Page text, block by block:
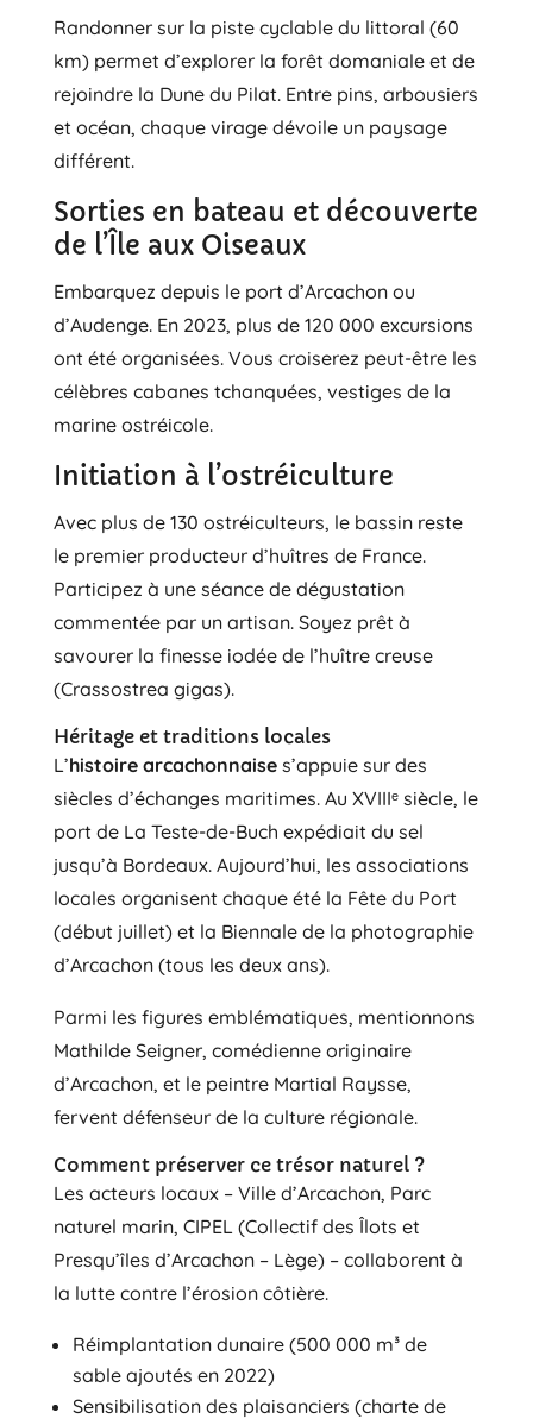
Randonner sur la piste cyclable du littoral (60
km) permet d’explorer la forêt domaniale et de
rejoindre la Dune du Pilat. Entre pins, arbousiers
et océan, chaque virage dévoile un paysage
différent.
Sorties en bateau et découverte
de l’Île aux Oiseaux
Embarquez depuis le port d’Arcachon ou
d’Audenge. En 2023, plus de 120 000 excursions
ont été organisées. Vous croiserez peut-être les
célèbres cabanes tchanquées, vestiges de la
marine ostréicole.
Initiation à l’ostréiculture
Avec plus de 130 ostréiculteurs, le bassin reste
le premier producteur d’huîtres de France.
Participez à une séance de dégustation
commentée par un artisan. Soyez prêt à
savourer la finesse iodée de l’huître creuse
(Crassostrea gigas).
Héritage et traditions locales
L’histoire arcachonnaises’appuie sur des
siècles d’échanges maritimes. Au XVIIIᵉ siècle, le
port de La Teste-de-Buch expédiait du sel
jusqu’à Bordeaux. Aujourd’hui, les associations
locales organisent chaque été la Fête du Port
(début juillet) et la Biennale de la photographie
d’Arcachon (tous les deux ans).
Parmi les figures emblématiques, mentionnons
Mathilde Seigner, comédienne originaire
d’Arcachon, et le peintre Martial Raysse,
fervent défenseur de la culture régionale.
Comment préserver ce trésor naturel ?
Les acteurs locaux – Ville d’Arcachon, Parc
naturel marin, CIPEL (Collectif des Îlots et
Presqu’îles d’Arcachon – Lège) – collaborent à
la lutte contre l’érosion côtière.
Réimplantation dunaire (500 000 m³ de
sable ajoutés en 2022)
Sensibilisation des plaisanciers (charte de